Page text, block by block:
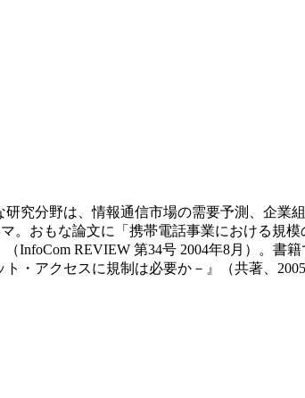
究分野は、情報通信市場の需要予測、企業
おもな論文に「携帯電話事業における規模
InfoCom REVIEW 第34号 2004年8月）。書
・アクセスに規制は必要か－』（共著、